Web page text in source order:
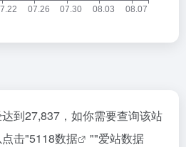
到27,837，如你需要查询该站
击"5118数据 ""爱站数据